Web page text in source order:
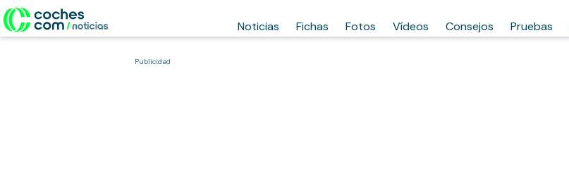
Noticias Fichas Fotos Vídeos Consejos Pruebas
Publicidad